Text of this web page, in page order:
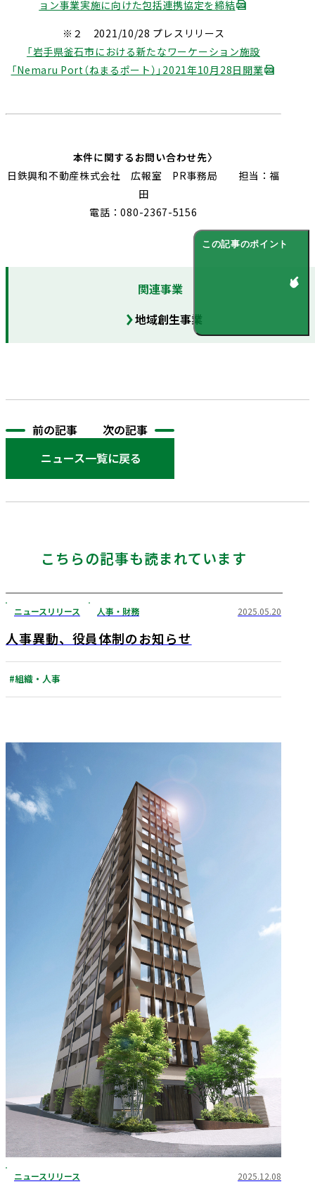
ョン事業実施に向けた包括連携協定を締結
※２ 2021/10/28 プレスリリース
「岩手県釜石市における新たなワーケーション施設
「Nemaru Port（ねまるポート）」2021年10月28日開業
本件に関するお問い合わせ先〉
日鉄興和不動産株式会社 広報室 PR事務局 担当：福
田
電話：080-2367-5156
関連事業
地域創生事業
この記事のポイント
前の記事
ニュース一覧に戻る
次の記事
こちらの記事も読まれています
ニュースリリース 人事・財務 2025.05.20
人事異動、役員体制のお知らせ
#組織・人事
ニュースリリース 2025.12.08